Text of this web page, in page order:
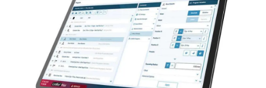
Programmierkenntnisse erforderlich
sind.